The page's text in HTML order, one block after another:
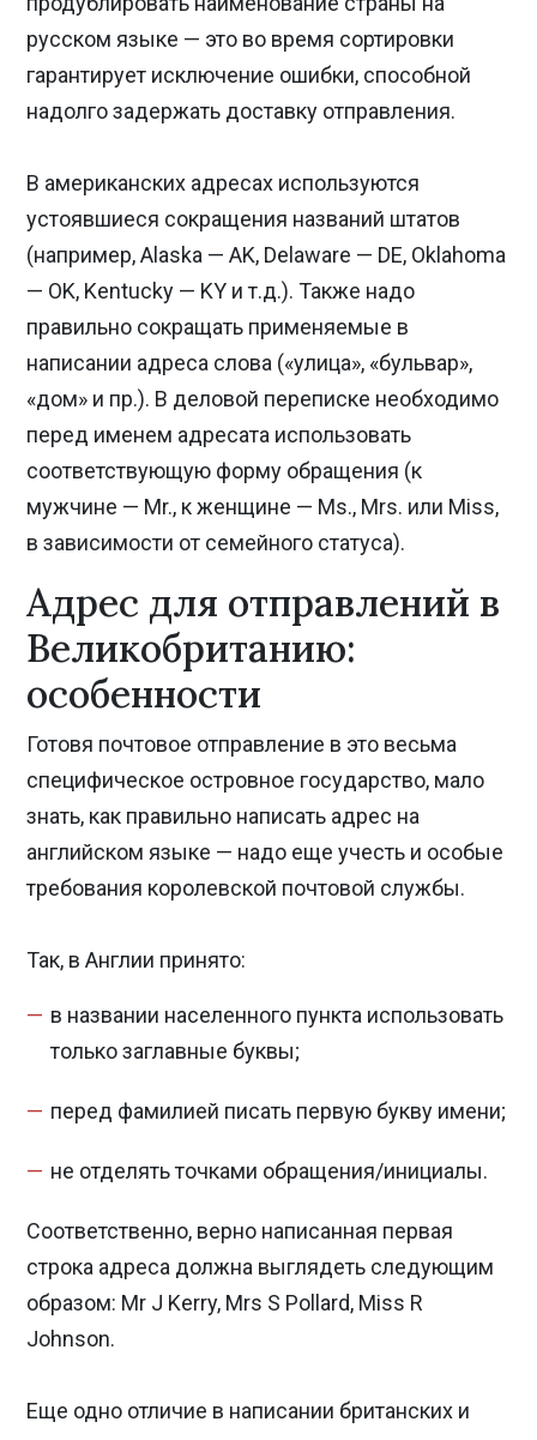
русском языке — это во время сортировки
гарантирует исключение ошибки, способной
надолго задержать доставку отправления.
В американских адресах используются
устоявшиеся сокращения названий штатов
(например, Alaska — AK, Delaware — DE, Oklahoma
— OK, Kentucky — KY и т.д.). Также надо
правильно сокращать применяемые в
написании адреса слова («улица», «бульвар»,
«дом» и пр.). В деловой переписке необходимо
перед именем адресата использовать
соответствующую форму обращения (к
мужчине — Mr., к женщине — Ms., Mrs. или Miss,
в зависимости от семейного статуса).
Адрес для отправлений в
Великобританию:
особенности
Готовя почтовое отправление в это весьма
специфическое островное государство, мало
знать, как правильно написать адрес на
английском языке — надо еще учесть и особые
требования королевской почтовой службы.
Так, в Англии принято:
в названии населенного пункта использовать
только заглавные буквы;
перед фамилией писать первую букву имени;
не отделять точками обращения/инициалы.
Соответственно, верно написанная первая
строка адреса должна выглядеть следующим
образом: Mr J Kerry, Mrs S Pollard, Miss R
Johnson.
Еще одно отличие в написании британских и